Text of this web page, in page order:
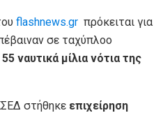
flashnews.gr πρόκειται για
σε ταχύπλοο
ναυτικά μίλια νότια της
στήθηκε επιχείρηση